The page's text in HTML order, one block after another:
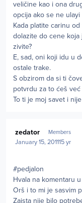
veličine kao i ona
opcija ako se ne
Kada platite carinu
dolazite do cene koja
zivite?
E, sad, oni koji idu u
ostale trake.
S obzirom da si ti
potvrdu za to ćeš
To ti je moj savet i
zedator Members
January 15, 201115 yr
#pedjalon
Hvala na komentaru
Orš i to mi je sasvim
Zaista nije bilo